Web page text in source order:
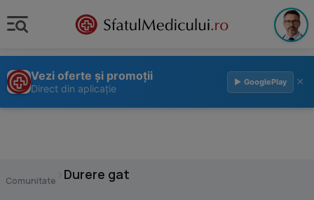
Vezi oferte și promoții
Direct din aplicație
▶ GooglePlay ×
Comunitate Durere gat